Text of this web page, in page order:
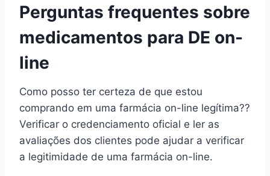
Perguntas frequentes sobre
medicamentos para DE on-
line
Como posso ter certeza de que estou
comprando em uma farmácia on-line legítima??
Verificar o credenciamento oficial e ler as
avaliações dos clientes pode ajudar a verificar
a legitimidade de uma farmácia on-line.